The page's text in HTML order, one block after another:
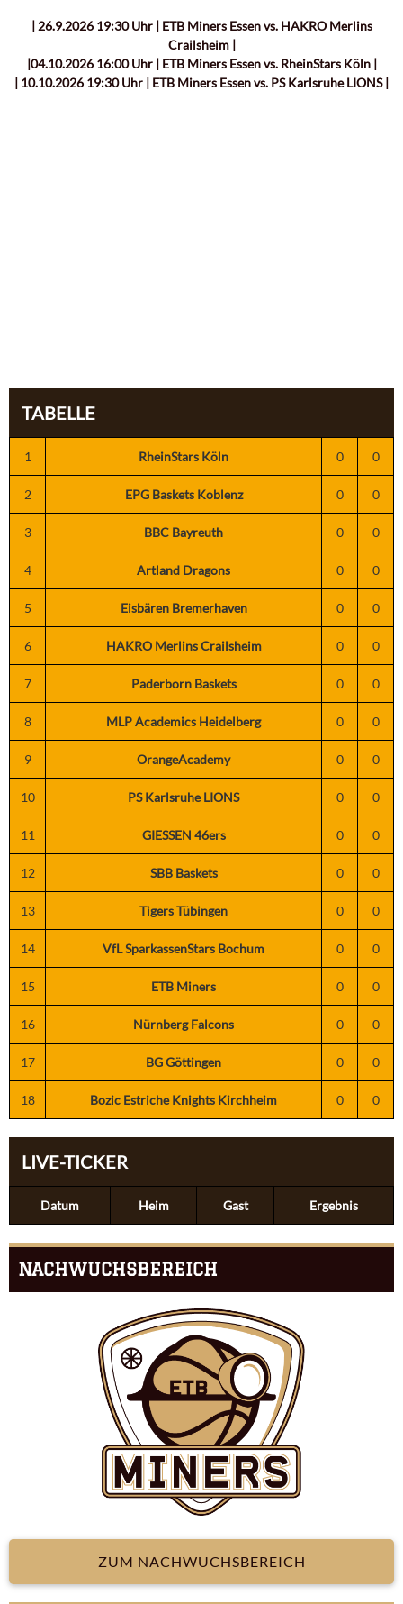
| 26.9.2026 19:30 Uhr | ETB Miners Essen vs. HAKRO Merlins
Crailsheim |
|04.10.2026 16:00 Uhr | ETB Miners Essen vs. RheinStars Köln |
| 10.10.2026 19:30 Uhr | ETB Miners Essen vs. PS Karlsruhe LIONS |
TABELLE
1 RheinStars Köln 0 0
2 EPG Baskets Koblenz 0 0
3 BBC Bayreuth 0 0
4 Artland Dragons 0 0
5 Eisbären Bremerhaven 0 0
6 HAKRO Merlins Crailsheim 0 0
7 Paderborn Baskets 0 0
8 MLP Academics Heidelberg 0 0
9 OrangeAcademy 0 0
10 PS Karlsruhe LIONS 0 0
11 GIESSEN 46ers 0 0
12 SBB Baskets 0 0
13 Tigers Tübingen 0 0
14 VfL SparkassenStars Bochum 0 0
15 ETB Miners 0 0
16 Nürnberg Falcons 0 0
17 BG Göttingen 0 0
18 Bozic Estriche Knights Kirchheim 0 0
LIVE-TICKER
Datum Heim Gast Ergebnis
NACHWUCHSBEREICH
ZUM NACHWUCHSBEREICH